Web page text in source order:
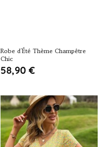
Robe d’Été Thème Champêtre
Chic
58,90 €